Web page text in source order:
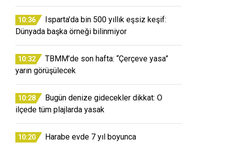
10:36
Isparta'da bin 500 yıllık eşsiz keşif:
Dünyada başka örneği bilinmiyor
10:32
TBMM’de son hafta: “Çerçeve yasa”
yarın görüşülecek
10:28
Bugün denize gidecekler dikkat: O
ilçede tüm plajlarda yasak
10:20
Harabe evde 7 yıl boyunca